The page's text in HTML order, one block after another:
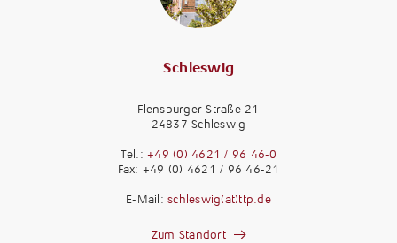
Schleswig
Flensburger Straße 21
24837 Schleswig
Tel.: +49 (0) 4621 / 96 46-0
Fax: +49 (0) 4621 / 96 46-21
E-Mail:schleswig(at)ttp.de
Zum Standort